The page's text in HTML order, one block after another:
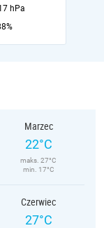
hPa
Marzec
22°C
maks. 27°C
min. 17°C
Czerwiec
27°C